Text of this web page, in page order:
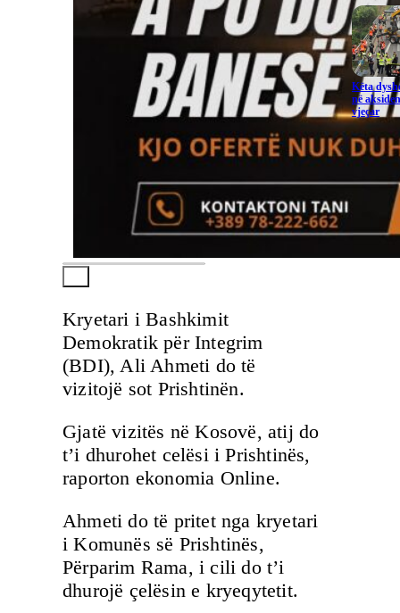
Kryetari i Bashkimit
Demokratik për Integrim
(BDI), Ali Ahmeti do të
vizitojë sot Prishtinën.
Gjatë vizitës në Kosovë, atij do
t’i dhurohet celësi i Prishtinës,
raporton ekonomia Online.
Ahmeti do të pritet nga kryetari
i Komunës së Prishtinës,
Përparim Rama, i cili do t’i
dhurojë çelësin e kryeqytetit.
Këta
në
vjeçar